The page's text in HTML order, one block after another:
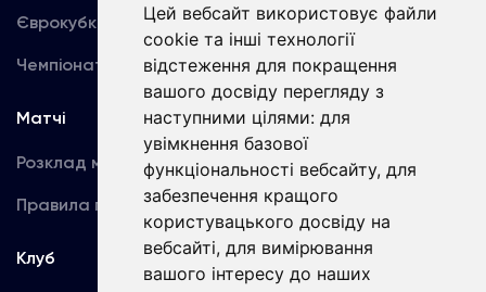
Цей вебсайт використовує файли
cookie та інші технології
відстеження для покращення
вашого досвіду перегляду з
наступними цілями: для
увімкнення базової
функціональності вебсайту, для
забезпечення кращого
користувацького досвіду на
вебсайті, для вимірювання
вашого інтересу до наших
Єврокубки
Чемпіонат України
Фотогалерея
Акредитація
Матчі
Розклад матчів
Правила поведінки
Команда
Перша команда
U19
Клуб